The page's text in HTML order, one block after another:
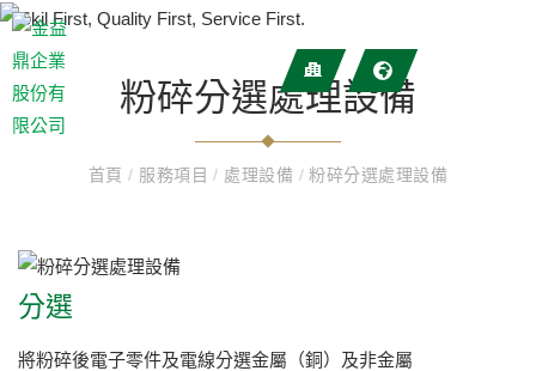
粉碎分選處理設備
首頁/ 服務項目/ 處理設備 / 粉碎分選處理設備
分選
將粉碎後電子零件及電線分選金屬（銅）及非金屬